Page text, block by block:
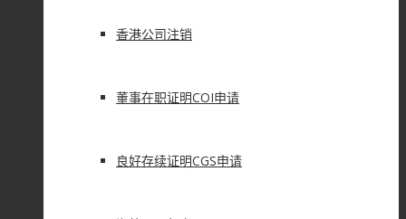
香港公司注销
董事在职证明COI申请
良好存续证明CGS申请